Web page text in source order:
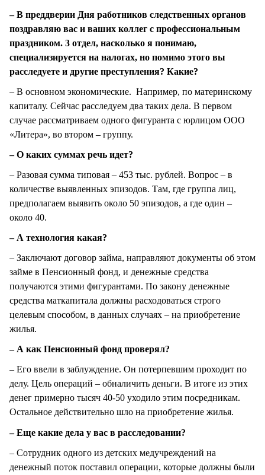
– В преддверии Дня работников следственных органов
поздравляю вас и ваших коллег с профессиональным
праздником. 3 отдел, насколько я понимаю,
специализируется на налогах, но помимо этого вы
расследуете и другие преступления? Какие?
– В основном экономические. Например, по материнскому
капиталу. Сейчас расследуем два таких дела. В первом
случае рассматриваем одного фигуранта с юрлицом ООО
«Литера», во втором – группу.
– О каких суммах речь идет?
– Разовая сумма типовая – 453 тыс. рублей. Вопрос – в
количестве выявленных эпизодов. Там, где группа лиц,
предполагаем выявить около 50 эпизодов, а где один –
около 40.
– А технология какая?
– Заключают договор займа, направляют документы об этом
займе в Пенсионный фонд, и денежные средства
получаются этими фигурантами. По закону денежные
средства маткапитала должны расходоваться строго
целевым способом, в данных случаях – на приобретение
жилья.
– А как Пенсионный фонд проверял?
– Его ввели в заблуждение. Он потерпевшим проходит по
делу. Цель операций – обналичить деньги. В итоге из этих
денег примерно тысяч 40-50 уходило этим посредникам.
Остальное действительно шло на приобретение жилья.
– Еще какие дела у вас в расследовании?
– Сотрудник одного из детских медучреждений на
денежный поток поставил операции, которые должны были